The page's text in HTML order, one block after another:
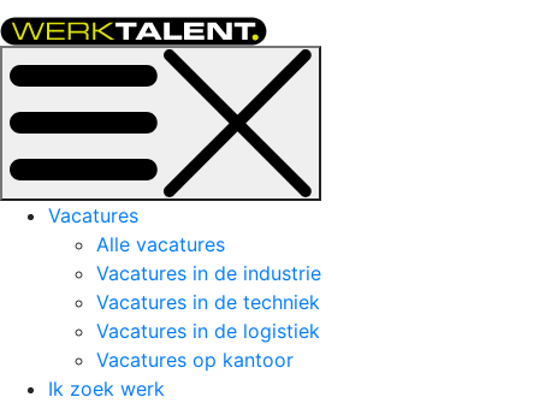
Vacatures
Alle vacatures
Vacatures in de industrie
Vacatures in de techniek
Vacatures in de logistiek
Vacatures op kantoor
Ik zoek werk